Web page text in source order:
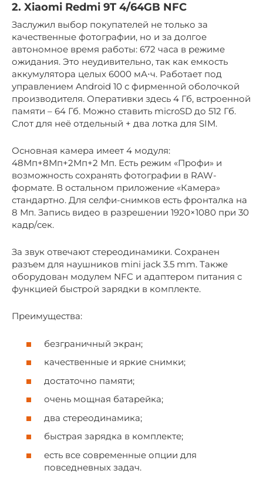
2. Xiaomi Redmi 9T 4/64GB NFC
Заслужил выбор покупателей не только за
качественные фотографии, но и за долгое
автономное время работы: 672 часа в режиме
ожидания. Это неудивительно, так как емкость
аккумулятора целых 6000 мА⋅ч. Работает под
управлением Android 10 с фирменной оболочкой
производителя. Оперативки здесь 4 Гб, встроенной
памяти – 64 Гб. Можно ставить microSD до 512 Гб.
Слот для неё отдельный + два лотка для SIM.
Основная камера имеет 4 модуля:
48Мп+8Мп+2Мп+2 Мп. Есть режим «Профи» и
возможность сохранять фотографии в RAW-
формате. В остальном приложение «Камера»
стандартно. Для селфи-снимков есть фронталка на
8 Мп. Запись видео в разрешении 1920×1080 при 30
кадр/сек.
За звук отвечают стереодинамики. Сохранен
разъем для наушников mini jack 3.5 mm. Также
оборудован модулем NFC и адаптером питания с
функцией быстрой зарядки в комплекте.
Преимущества:
безграничный экран;
качественные и яркие снимки;
достаточно памяти;
очень мощная батарейка;
два стереодинамика;
быстрая зарядка в комплекте;
есть все современные опции для
повседневных задач.